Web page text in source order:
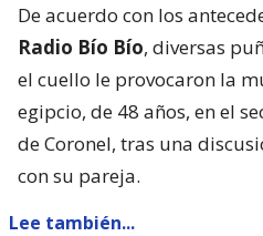
De acuerdo con los
Radio Bío Bío, diversas
el cuello le provocaron la
egipcio, de 48 años, en el
de Coronel, tras una
con su pareja.
Lee también...